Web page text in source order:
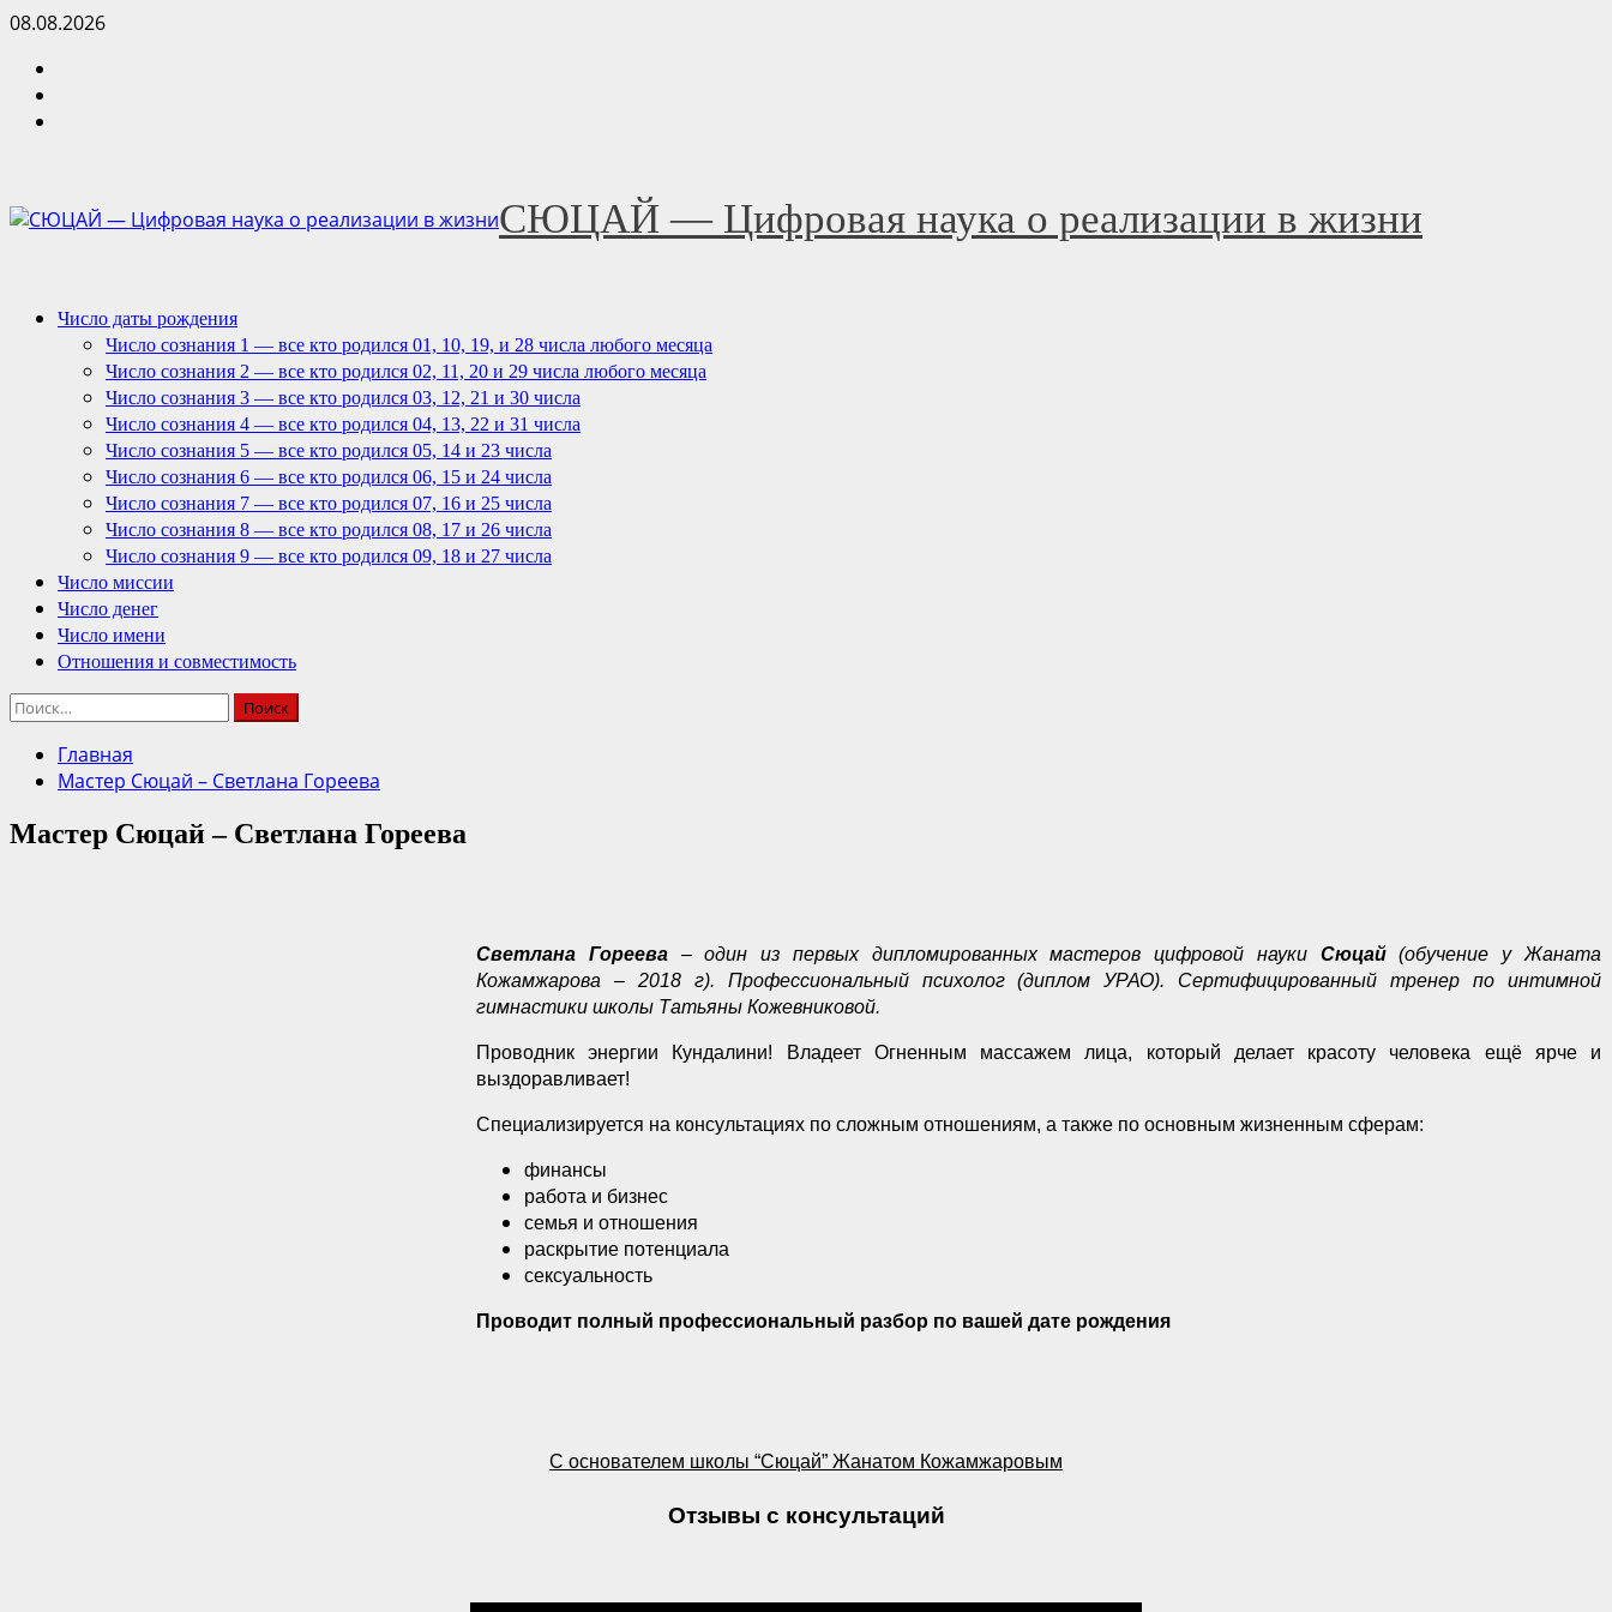
Перейти
содержимому
08.08.2026
СЮЦАЙ — Цифровая наука о реализации в жизни
Основное
Число даты рождения
Число сознания 1 — все кто родился 01, 10, 19, и 28 числа любого месяца
Число сознания 2 — все кто родился 02, 11, 20 и 29 числа любого месяца
Число сознания 3 — все кто родился 03, 12, 21 и 30 числа
Число сознания 4 — все кто родился 04, 13, 22 и 31 числа
Число сознания 5 — все кто родился 05, 14 и 23 числа
Число сознания 6 — все кто родился 06, 15 и 24 числа
Число сознания 7 — все кто родился 07, 16 и 25 числа
Число сознания 8 — все кто родился 08, 17 и 26 числа
Число сознания 9 — все кто родился 09, 18 и 27 числа
Число миссии
Число денег
Число имени
Отношения и совместимость
Найти:
Главная
Мастер Сюцай – Светлана Гореева
Мастер Сюцай – Светлана Гореева
Светлана Гореева– один из первых дипломированных мастеров цифровой науки Сюцай(обучение у Жаната
Кожамжарова – 2018 г). Профессиональный психолог (диплом УРАО). Сертифицированный тренер по интимной
гимнастики школы Татьяны Кожевниковой.
Проводник энергии Кундалини!
Владеет Огненным массажем лица, который делает красоту человека ещё ярче и
выздоравливает!
Специализируется на консультациях по сложным отношениям, а также по основным жизненным сферам:
финансы
работа и бизнес
семья и отношения
раскрытие потенциала
сексуальность
Проводит полный профессиональный разбор по вашей дате рождения
С основателем школы “Сюцай” Жанатом Кожамжаровым
Отзывы с консультаций